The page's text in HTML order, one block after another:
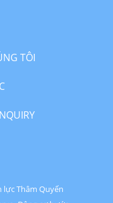
TÔI
lực Thâm Quyến